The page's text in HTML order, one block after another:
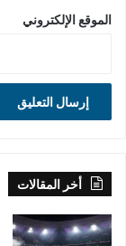
الموقع الإلكتروني
أخر المقالات